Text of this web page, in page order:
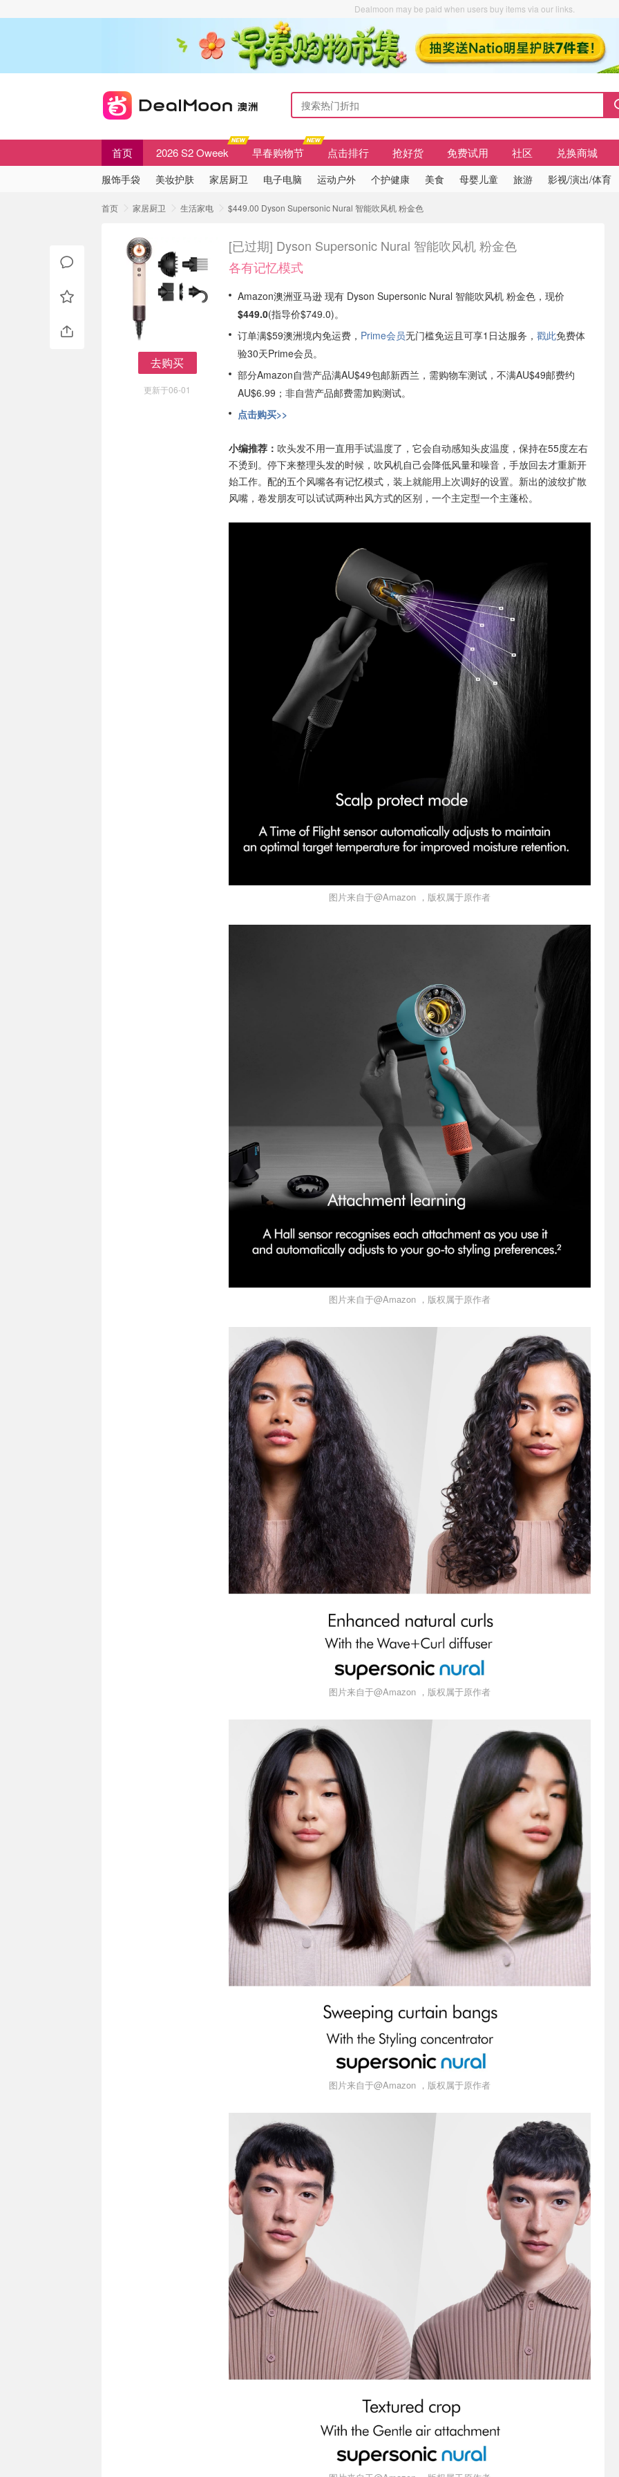
Dealmoon may be paid when users buy items via our links.
首页 2026 S2 Oweek 早春购物节 点击排行 抢好货 免费试用 社区 兑换商城
服饰手袋 美妆护肤 家居厨卫 电子电脑 运动户外 个护健康 美食 母婴儿童 旅游 影视/演出/体育
首页 家居厨卫 生活家电 $449.00 Dyson Supersonic Nural 智能吹风机 粉金色
去购买
更新于06-01
[已过期] Dyson Supersonic Nural 智能吹风机 粉金色
各有记忆模式
Amazon澳洲亚马逊 现有 Dyson Supersonic Nural 智能吹风机 粉金色，现价
$449.0(指导价$749.0)。
订单满$59澳洲境内免运费， Prime会员无门槛免运且可享1日达服务， 戳此免费体
验30天Prime会员。
部分Amazon自营产品满AU$49包邮新西兰，需购物车测试，不满AU$49邮费约
AU$6.99；非自营产品邮费需加购测试。
点击购买>>
小编推荐： 吹头发不用一直用手试温度了，它会自动感知头皮温度，保持在55度左右
不烫到。停下来整理头发的时候，吹风机自己会降低风量和噪音，手放回去才重新开
始工作。配的五个风嘴各有记忆模式，装上就能用上次调好的设置。新出的波纹扩散
风嘴，卷发朋友可以试试两种出风方式的区别，一个主定型一个主蓬松。
图片来自于@Amazon ，版权属于原作者
图片来自于@Amazon ，版权属于原作者
图片来自于@Amazon ，版权属于原作者
图片来自于@Amazon ，版权属于原作者